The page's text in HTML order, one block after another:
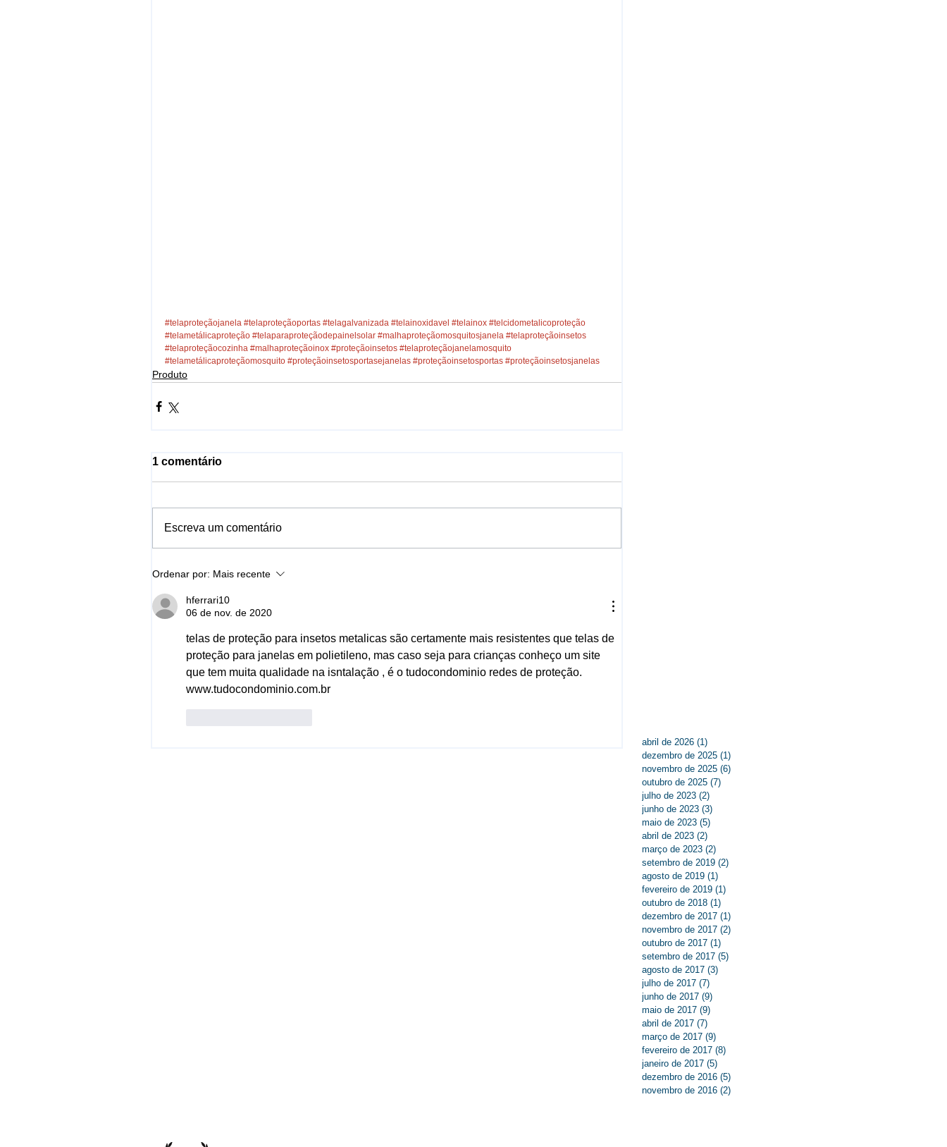
#telaproteçãojanela #telaproteçãoportas #telagalvanizada #telainoxidavel #telainox #telcidometalicoproteção
#telametálicaproteção #telaparaproteçãodepainelsolar #malhaproteçãomosquitosjanela #telaproteçãoinsetos
#telaproteçãocozinha #malhaproteçãoinox #proteçãoinsetos #telaproteçãojanelamosquito
#telametálicaproteçãomosquito #proteçãoinsetosportasejanelas #proteçãoinsetosportas #proteçãoinsetosjanelas
Produto
1 comentário
Escreva um comentário
Ordenar por: Mais recente
hferrari10
06 de nov. de 2020
telas de proteção para insetos metalicas são certamente mais resistentes que telas de
proteção para janelas em polietileno, mas caso seja para crianças conheço um site
que tem muita qualidade na isntalação , é o tudocondominio redes de proteção.
www.tudocondominio.com.br
abril de 2026 (1)
dezembro de 2025 (1)
novembro de 2025 (6)
outubro de 2025 (7)
julho de 2023 (2)
junho de 2023 (3)
maio de 2023 (5)
abril de 2023 (2)
março de 2023 (2)
setembro de 2019 (2)
agosto de 2019 (1)
fevereiro de 2019 (1)
outubro de 2018 (1)
dezembro de 2017 (1)
novembro de 2017 (2)
outubro de 2017 (1)
setembro de 2017 (5)
agosto de 2017 (3)
julho de 2017 (7)
junho de 2017 (9)
maio de 2017 (9)
abril de 2017 (7)
março de 2017 (9)
fevereiro de 2017 (8)
janeiro de 2017 (5)
dezembro de 2016 (5)
novembro de 2016 (2)